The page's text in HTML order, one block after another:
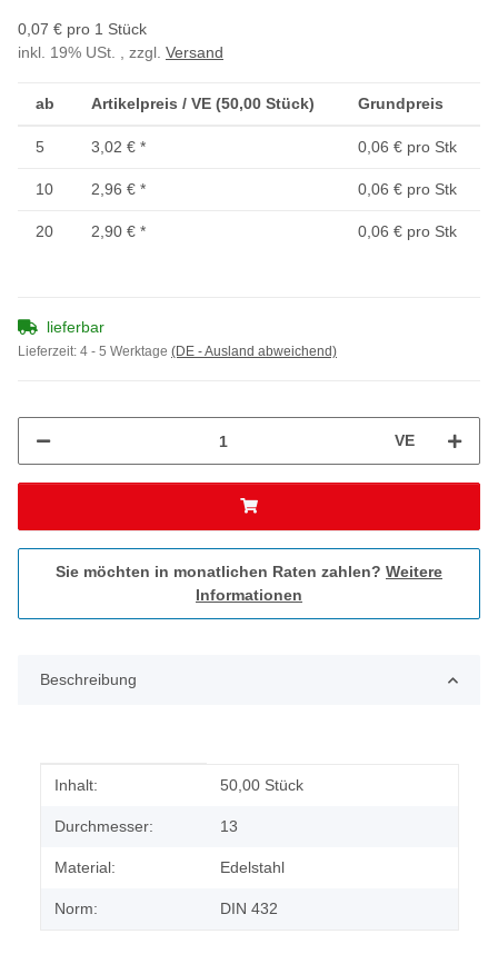
0,07 € pro 1 Stück
inkl. 19% USt. , zzgl. Versand
ab Artikelpreis / VE (50,00 Stück) Grundpreis
5 3,02 € * 0,06 € pro Stk
10 2,96 € * 0,06 € pro Stk
20 2,90 € * 0,06 € pro Stk
lieferbar
Lieferzeit: 4 - 5 Werktage (DE - Ausland abweichend)
VE
Sie möchten in monatlichen Raten zahlen? Weitere
Informationen
Beschreibung
Produkteigenschaft
Wert
Inhalt: 50,00 Stück
Durchmesser: 13
Material: Edelstahl
Norm: DIN 432